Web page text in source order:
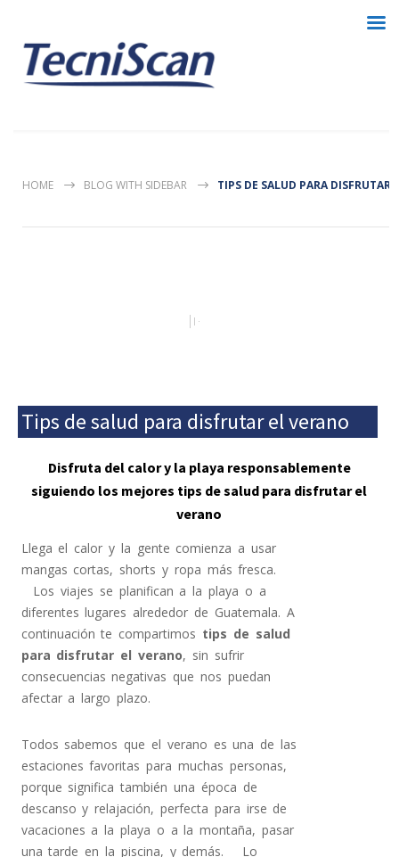
HOME BLOG WITH SIDEBAR TIPS DE SALUD PARA DISFRUTAR
Tips de salud para disfrutar el verano
Disfruta del calor y la playa responsablemente
siguiendo los mejores tips de salud para disfrutar el
verano
Llega el calor y la gente comienza a usar
mangas cortas, shorts y ropa más fresca.
Los viajes se planifican a la playa o a
diferentes lugares alrededor de Guatemala. A
continuación te compartimos tips de salud
para disfrutar el verano, sin sufrir
consecuencias negativas que nos puedan
afectar a largo plazo.
Todos sabemos que el verano es una de las
estaciones favoritas para muchas personas,
porque significa también una época de
descanso y relajación, perfecta para irse de
vacaciones a la playa o a la montaña, pasar
una tarde en la piscina, y demás. Lo